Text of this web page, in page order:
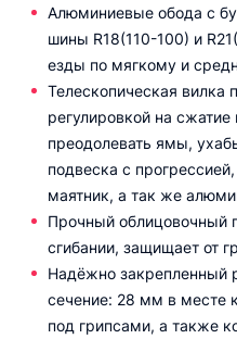
Алюминиевые обода с
шины R18(110-100) и
езды по мягкому и
Телескопическая вилка
регулировкой на сжатие
преодолевать ямы,
подвеска с
маятник, а так же
Прочный облицовочный
сгибании, защищает от
Надёжно закрепленный
сечение: 28 мм в месте
под грипсами, а также